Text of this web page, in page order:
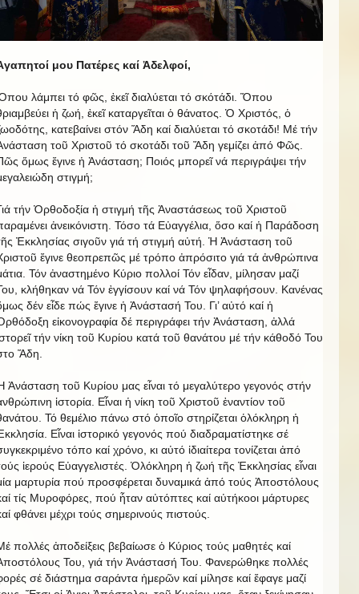
μου Πατέρες καί Ἀδελφοί,
λάμπει τό φῶς, ἐκεῖ διαλύεται τό σκότάδι. Ὅπου
ἡ ζωή, ἐκεῖ καταργεῖται ὁ θάνατος. Ὁ Χριστός, ὁ
κατεβαίνει στόν Ἅδη καί διαλύεται τό σκοτάδι! Μέ τήν
τοῦ Χριστοῦ τό σκοτάδι τοῦ Ἅδη γεμίζει ἀπό Φῶς.
ὅμως ἔγινε ἡ Ἀνάσταση; Ποιός μπορεῖ νά περιγράψει τήν
στιγμή;
τήν Ὀρθοδοξία ἡ στιγμή τῆς Ἀναστάσεως τοῦ Χριστοῦ
ἀνεικόνιστη. Τόσο τά Εὐαγγέλια, ὅσο καί ἡ Παράδοση
Ἐκκλησίας σιγοῦν γιά τή στιγμή αὐτή. Ἡ Ἀνάσταση τοῦ
ἔγινε θεοπρεπῶς μέ τρόπο ἀπρόσιτο γιά τά ἀνθρώπινα
Τόν ἀναστημένο Κύριο πολλοί Τόν εἶδαν, μίλησαν μαζί
κλήθηκαν νά Τόν ἐγγίσουν καί νά Τόν ψηλαφήσουν. Κανένας
δέν εἶδε πώς ἔγινε ἡ Ἀνάστασή Του. Γι’ αὐτό καί ἡ
εἰκονογραφία δέ περιγράφει τήν Ἀνάσταση, ἀλλά
τήν νίκη τοῦ Κυρίου κατά τοῦ θανάτου μέ τήν κάθοδό Του
Ἅδη.
Ἀνάσταση τοῦ Κυρίου μας εἶναι τό μεγαλύτερο γεγονός στήν
ἱστορία. Εἶναι ἡ νίκη τοῦ Χριστοῦ ἐναντίον τοῦ
Τό θεμέλιο πάνω στό ὁποῖο στηρίζεται ὁλόκληρη ἡ
Εἶναι ἱστορικό γεγονός πού διαδραματίστηκε σέ
τόπο καί χρόνο, κι αὐτό ἰδιαίτερα τονίζεται ἀπό
ἱερούς Εὐαγγελιστές. Ὁλόκληρη ἡ ζωή τῆς Ἐκκλησίας εἶναι
μαρτυρία πού προσφέρεται δυναμικά ἀπό τούς Ἀποστόλους
τίς Μυροφόρες, πού ἦταν αὐτόπτες καί αὐτήκοοι μάρτυρες
φθάνει μέχρι τούς σημερινούς πιστούς.
πολλές ἀποδείξεις βεβαίωσε ὁ Κύριος τούς μαθητές καί
Του, γιά τήν Ἀνάστασή Του. Φανερώθηκε πολλές
σέ διάστημα σαράντα ἡμερῶν καί μίλησε καί ἔφαγε μαζί